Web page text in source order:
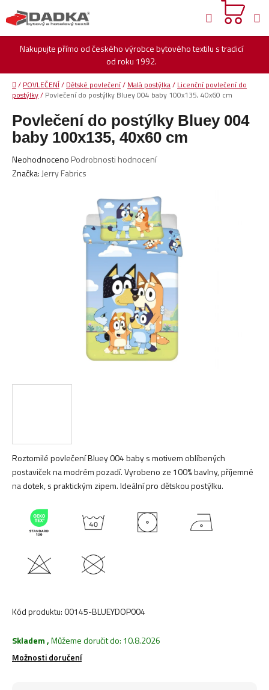
na
obsah
Nakupujte přímo od českého výrobce bytového textilu s tradicí
od roku 1992.
Hledat
Domů
/ POVLEČENÍ/ Dětské povlečení/ Malá postýlka/ Licenční povlečení do
postýlky/ Povlečení do postýlky Bluey 004 baby 100x135, 40x60 cm
Roztomilé povlečení Bluey 004 baby s motivem oblíbených
postaviček na modrém pozadí. Vyrobeno ze 100% bavlny, příjemné
na dotek, s praktickým zipem. Ideální pro dětskou postýlku.
Kód produktu:00145-BLUEYDOP004
Skladem,Můžeme doručit do: 10.8.2026
Možnosti doručení
Povlečení do postýlky Bluey 004
baby 100x135, 40x60 cm
Průměrné
hodnocení
Neohodnoceno Podrobnosti hodnocení
Značka: Jerry Fabrics